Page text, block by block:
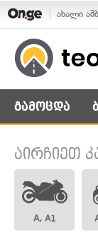
ახალი
გამოცდა
აირჩიეთ
A, A1